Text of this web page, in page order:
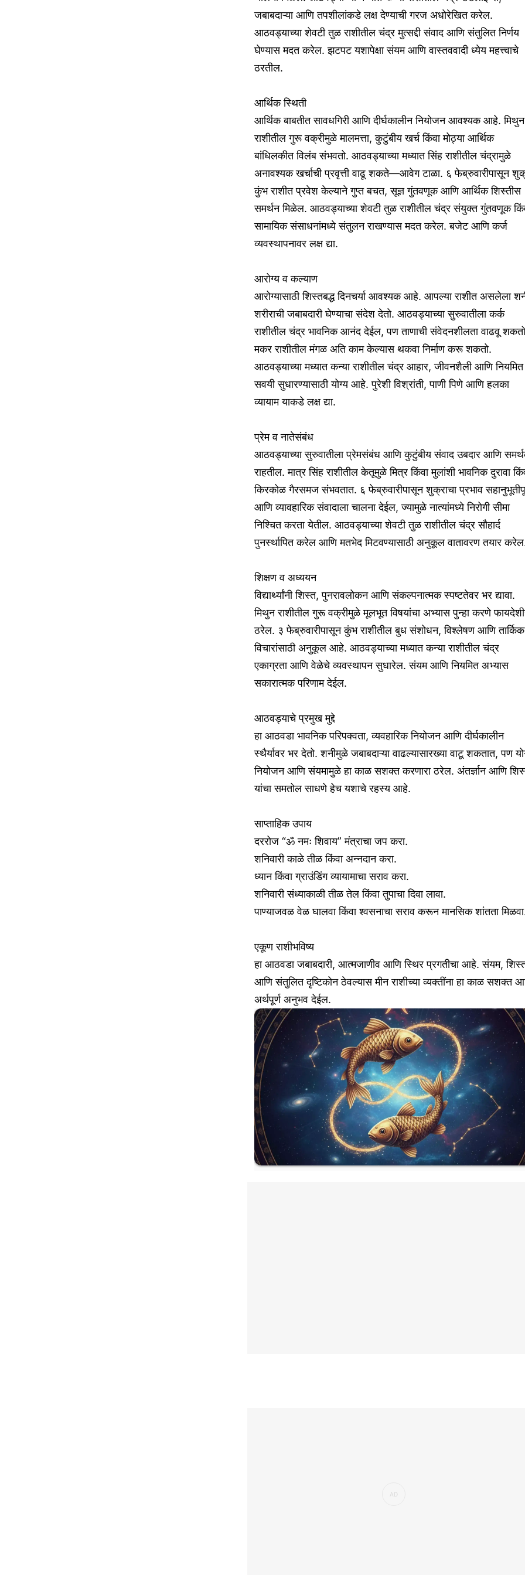
जबाबदाऱ्या आणि तपशीलांकडे लक्ष देण्याची गरज अधोरेखित करेल.
आठवड्याच्या शेवटी तुळ राशीतील चंद्र मुत्सद्दी संवाद आणि संतुलित निर्णय
घेण्यास मदत करेल. झटपट यशापेक्षा संयम आणि वास्तववादी ध्येय महत्त्वाचे
ठरतील.
आर्थिक स्थिती
आर्थिक बाबतीत सावधगिरी आणि दीर्घकालीन नियोजन आवश्यक आहे. मिथुन
राशीतील गुरू वक्रीमुळे मालमत्ता, कुटुंबीय खर्च किंवा मोठ्या आर्थिक
बांधिलकीत विलंब संभवतो. आठवड्याच्या मध्यात सिंह राशीतील चंद्रामुळे
अनावश्यक खर्चाची प्रवृत्ती वाढू शकते—आवेग टाळा. ६ फेब्रुवारीपासून
कुंभ राशीत प्रवेश केल्याने गुप्त बचत, सूज्ञ गुंतवणूक आणि आर्थिक शिस्तीस
समर्थन मिळेल. आठवड्याच्या शेवटी तुळ राशीतील चंद्र संयुक्त गुंतवणूक
सामायिक संसाधनांमध्ये संतुलन राखण्यास मदत करेल. बजेट आणि कर्ज
व्यवस्थापनावर लक्ष द्या.
आरोग्य व कल्याण
आरोग्यासाठी शिस्तबद्ध दिनचर्या आवश्यक आहे. आपल्या राशीत असलेला
शरीराची जबाबदारी घेण्याचा संदेश देतो. आठवड्याच्या सुरुवातीला कर्क
राशीतील चंद्र भावनिक आनंद देईल, पण ताणाची संवेदनशीलता वाढवू
मकर राशीतील मंगळ अति काम केल्यास थकवा निर्माण करू शकतो.
आठवड्याच्या मध्यात कन्या राशीतील चंद्र आहार, जीवनशैली आणि नियमित
सवयी सुधारण्यासाठी योग्य आहे. पुरेशी विश्रांती, पाणी पिणे आणि हलका
व्यायाम याकडे लक्ष द्या.
प्रेम व नातेसंबंध
आठवड्याच्या सुरुवातीला प्रेमसंबंध आणि कुटुंबीय संवाद उबदार आणि
राहतील. मात्र सिंह राशीतील केतूमुळे मित्र किंवा मुलांशी भावनिक दुरावा
किरकोळ गैरसमज संभवतात. ६ फेब्रुवारीपासून शुक्राचा प्रभाव
आणि व्यावहारिक संवादाला चालना देईल, ज्यामुळे नात्यांमध्ये निरोगी सीमा
निश्चित करता येतील. आठवड्याच्या शेवटी तुळ राशीतील चंद्र सौहार्द
पुनर्स्थापित करेल आणि मतभेद मिटवण्यासाठी अनुकूल वातावरण तयार
शिक्षण व अध्ययन
विद्यार्थ्यांनी शिस्त, पुनरावलोकन आणि संकल्पनात्मक स्पष्टतेवर भर द्यावा.
मिथुन राशीतील गुरू वक्रीमुळे मूलभूत विषयांचा अभ्यास पुन्हा करणे
ठरेल. ३ फेब्रुवारीपासून कुंभ राशीतील बुध संशोधन, विश्लेषण आणि तार्किक
विचारांसाठी अनुकूल आहे. आठवड्याच्या मध्यात कन्या राशीतील चंद्र
एकाग्रता आणि वेळेचे व्यवस्थापन सुधारेल. संयम आणि नियमित अभ्यास
सकारात्मक परिणाम देईल.
आठवड्याचे प्रमुख मुद्दे
हा आठवडा भावनिक परिपक्वता, व्यवहारिक नियोजन आणि दीर्घकालीन
स्थैर्यावर भर देतो. शनीमुळे जबाबदाऱ्या वाढल्यासारख्या वाटू शकतात, पण
नियोजन आणि संयमामुळे हा काळ सशक्त करणारा ठरेल. अंतर्ज्ञान आणि
यांचा समतोल साधणे हेच यशाचे रहस्य आहे.
साप्ताहिक उपाय
दररोज “ॐ नमः शिवाय” मंत्राचा जप करा.
शनिवारी काळे तीळ किंवा अन्नदान करा.
ध्यान किंवा ग्राउंडिंग व्यायामाचा सराव करा.
शनिवारी संध्याकाळी तीळ तेल किंवा तुपाचा दिवा लावा.
पाण्याजवळ वेळ घालवा किंवा श्वसनाचा सराव करून मानसिक शांतता
एकूण राशीभविष्य
हा आठवडा जबाबदारी, आत्मजाणीव आणि स्थिर प्रगतीचा आहे. संयम,
आणि संतुलित दृष्टिकोन ठेवल्यास मीन राशीच्या व्यक्तींना हा काळ सशक्त
अर्थपूर्ण अनुभव देईल.